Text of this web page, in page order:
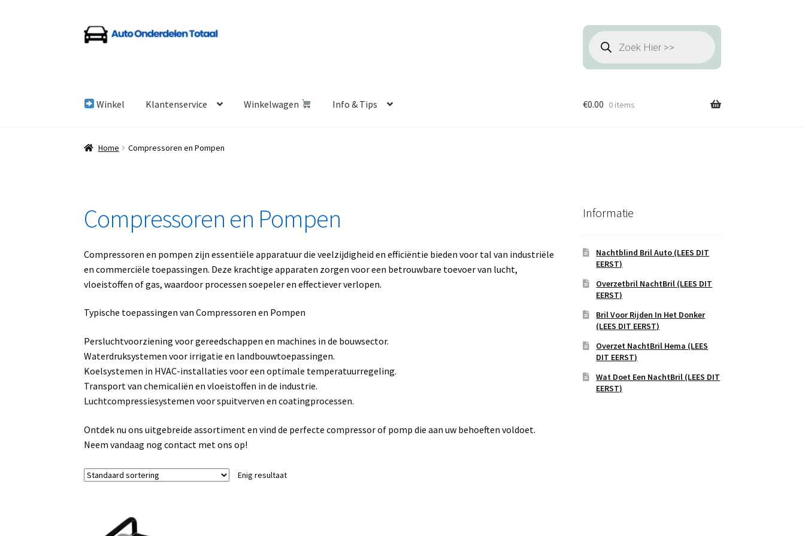
Ga
door
Ga
naar
Producten
zoeken
Winkel Klantenservice Winkelwagen Info & Tips
Home Algemene Voorwaarden
€0.00 0 items
Home Compressoren en Pompen
Compressoren en Pompen
Compressoren en pompen zijn essentiële apparatuur die veelzijdigheid en efficiëntie bieden voor tal van industriële
en commerciële toepassingen. Deze krachtige apparaten zorgen voor een betrouwbare toevoer van lucht,
vloeistoffen of gas, waardoor processen soepeler en effectiever verlopen.
Typische toepassingen van Compressoren en Pompen
Persluchtvoorziening voor gereedschappen en machines in de bouwsector.
Waterdruksystemen voor irrigatie en landbouwtoepassingen.
Koelsystemen in HVAC-installaties voor een optimale temperatuurregeling.
Transport van chemicaliën en vloeistoffen in de industrie.
Luchtcompressiesystemen voor spuitverven en coatingprocessen.
Ontdek nu ons uitgebreide assortiment en vind de perfecte compressor of pomp die aan uw behoeften voldoet.
Neem vandaag nog contact met ons op!
Enig resultaat
Informatie
Nachtblind Bril Auto (LEES DIT
EERST)
Overzetbril NachtBril (LEES DIT
EERST)
Bril Voor Rijden In Het Donker
(LEES DIT EERST)
Overzet NachtBril Hema (LEES
DIT EERST)
Wat Doet Een NachtBril (LEES DIT
EERST)